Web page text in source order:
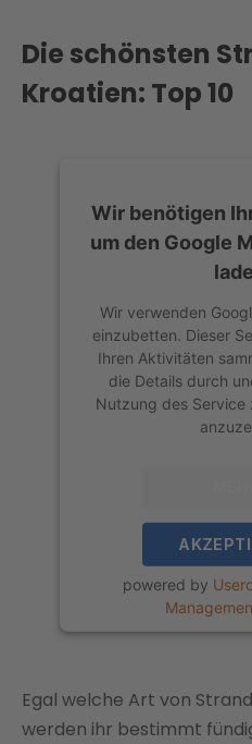
Die schönsten
Kroatien: Top 10
Wir benötigen
um den Google
Wir verwenden
einzubetten. Dieser
Ihren Aktivitäten
die Details durch
Nutzung des Service
powered by
Egal welche Art von
werden ihr bestimmt